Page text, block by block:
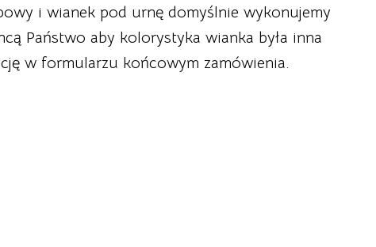
i wianek pod urnę domyślnie wykonujemy
Państwo aby kolorystyka wianka była inna
w formularzu końcowym zamówienia.